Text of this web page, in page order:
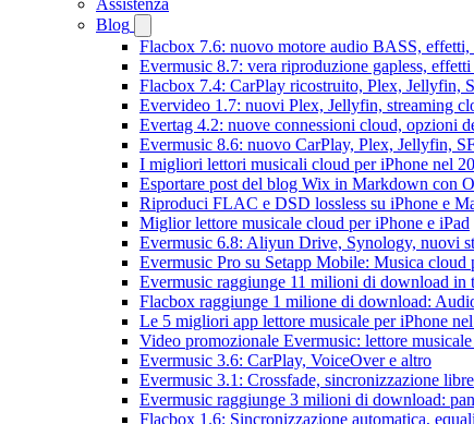
Assistenza
Blog
Flacbox 7.6: nuovo motore audio BASS,
Evermusic 8.7: vera riproduzione gapless,
Flacbox 7.4: CarPlay ricostruito, Plex, Jellyfin,
Evervideo 1.7: nuovi Plex, Jellyfin, streaming
Evertag 4.2: nuove connessioni cloud, opzioni
Evermusic 8.6: nuovo CarPlay, Plex, Jellyfin,
I migliori lettori musicali cloud per iPhone nel
Esportare post del blog Wix in Markdown con
Riproduci FLAC e DSD lossless su iPhone e
Miglior lettore musicale cloud per iPhone e iPad
Evermusic 6.8: Aliyun Drive, Synology, nuovi
Evermusic Pro su Setapp Mobile: Musica cloud
Evermusic raggiunge 11 milioni di download in
Flacbox raggiunge 1 milione di download:
Le 5 migliori app lettore musicale per iPhone
Video promozionale Evermusic: lettore
Evermusic 3.6: CarPlay, VoiceOver e altro
Evermusic 3.1: Crossfade, sincronizzazione
Evermusic raggiunge 3 milioni di download:
Flacbox 1.6: Sincronizzazione automatica,